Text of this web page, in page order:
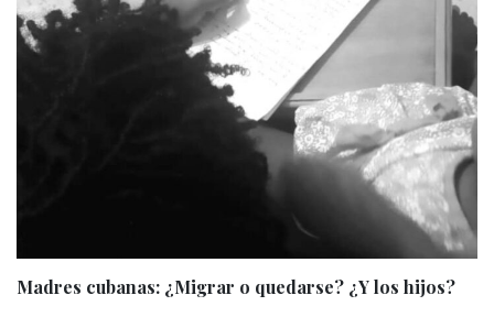
Madres cubanas: ¿Migrar o quedarse? ¿Y los hijos?